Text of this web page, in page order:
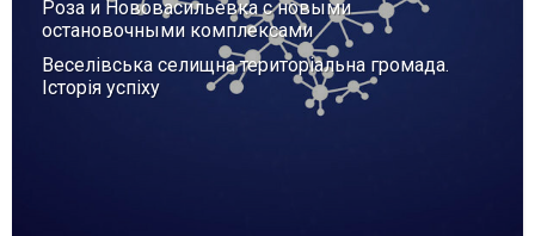
Роза и Нововасильевка с новыми
остановочными комплексами
Веселівська селищна територіальна громада.
Історія успіху